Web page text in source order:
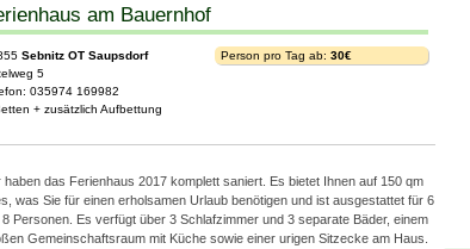
am Bauernhof
Sebnitz OT Saupsdorf
5
035974 169982
+ zusätzlich Aufbettung
Person pro Tag ab: 30€
haben das Ferienhaus 2017 komplett saniert. Es bietet Ihnen auf 150 qm
was Sie für einen erholsamen Urlaub benötigen und ist ausgestattet für 6
8 Personen. Es verfügt über 3 Schlafzimmer und 3 separate Bäder, einem
Gemeinschaftsraum mit Küche sowie einer urigen Sitzecke am Haus.